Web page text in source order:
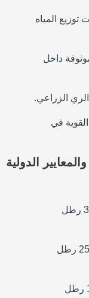
توزيع المياه
داخل
الزراعي.
في
الدولية
مصنفة لضغط تشغيل 350 رطل
مصنفة لضغط تشغيل 250 رطل
مصنفة لضغط تشغيل 150 رطل